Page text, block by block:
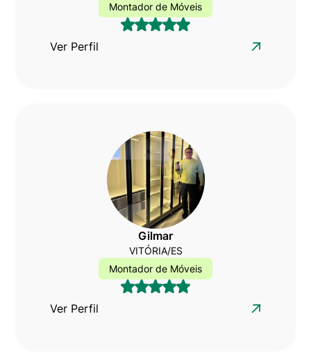
Montador de Móveis
Ver Perfil
Gilmar
VITÓRIA/ES
Montador de Móveis
Ver Perfil